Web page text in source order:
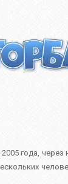
года,